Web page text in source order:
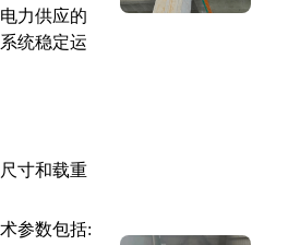
力供应的
统稳定运
寸和载重
参数包括: